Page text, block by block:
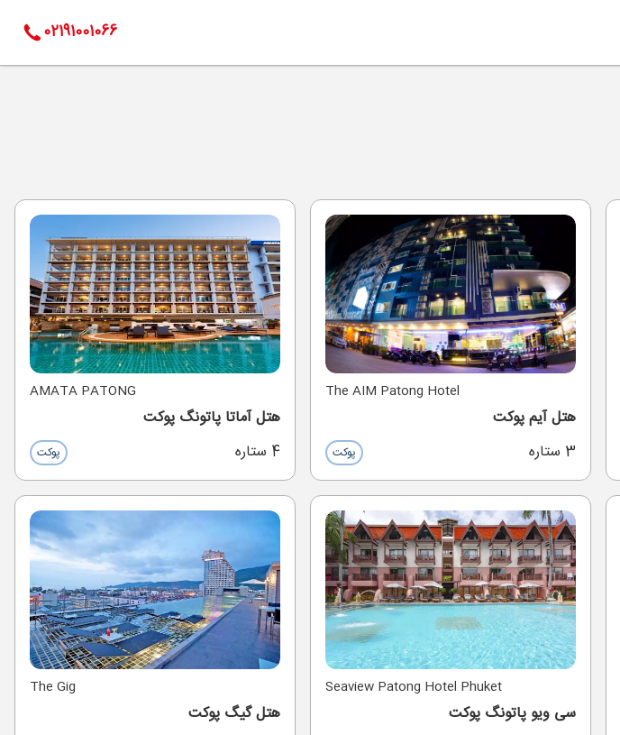
02191001066
The AIM Patong Hotel
هتل آیم پوکت
3 ستاره
پوکت
AMATA PATONG
هتل آماتا پاتونگ پوکت
4 ستاره
پوکت
Seaview Patong Hotel Phuket
سی ویو پاتونگ پوکت
The Gig
هتل گیگ پوکت